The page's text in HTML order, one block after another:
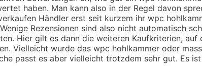
haben. Man kann also in der Regel davon
Händler erst seit kurzem ihr wpc
Rezensionen sind also nicht automatisch
Hier gilt es dann die weiteren Kaufkriterien,
Vielleicht wurde das wpc hohlkammer oder
passt es aber vielleicht trotzdem sehr gut. Es